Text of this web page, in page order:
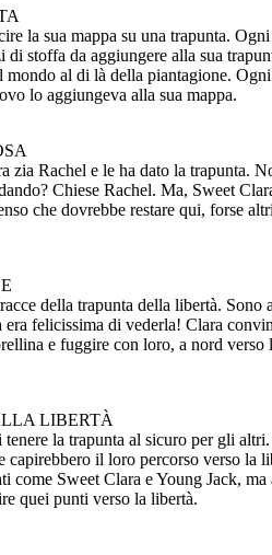
la sua mappa su una trapunta.
di stoffa da aggiungere alla sua
al di là della piantagione.
lo aggiungeva alla sua mappa.
zia Rachel e le ha dato la trapunta.
Chiese Rachel. Ma, Sweet
che dovrebbe restare qui, forse
della trapunta della libertà. Sono
felicissima di vederla! Clara
e fuggire con loro, a nord verso
LIBERTÀ
tenere la trapunta al sicuro per gli
capirebbero il loro percorso verso la
come Sweet Clara e Young Jack, ma
quei punti verso la libertà.